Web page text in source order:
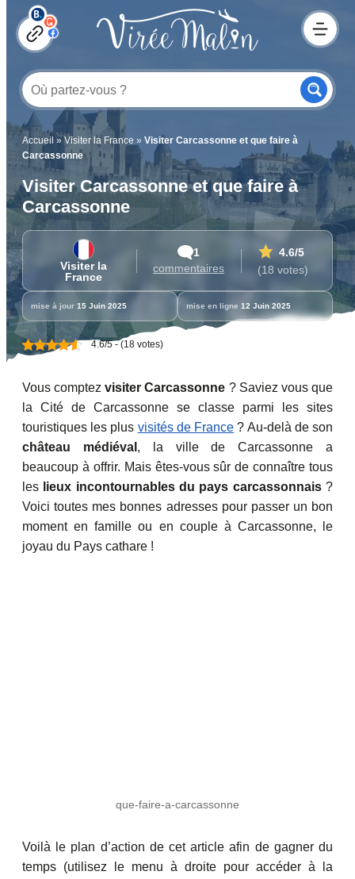
Accueil » Visiter la France » Visiter Carcassonne et que faire à
Carcassonne
Visiter Carcassonne et que faire à
Carcassonne
Visiter la
France
1
commentaires
4.6/5
(18 votes)
mise à jour 15 Juin 2025 mise en ligne 12 Juin 2025
4.6/5 - (18 votes)
Vous comptezvisiter Carcassonne ? Saviez vous que
la Cité de Carcassonne se classe parmi les sites
touristiques les plus visités de France ? Au-delà de son
château médiéval , la ville de Carcassonne a
beaucoup à offrir. Mais êtes-vous sûr de connaître tous
les lieux incontournables du pays carcassonnais?
Voici toutes mes bonnes adresses pour passer un bon
moment en famille ou en couple à Carcassonne, le
joyau du Pays cathare !
que-faire-a-carcassonne
Voilà le plan d’action de cet article afin de gagner du
temps (utilisez le menu à droite pour accéder à la